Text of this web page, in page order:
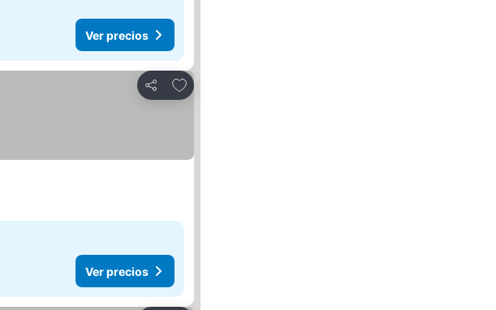
Ver precios
Compartir
Agregar a favoritos
Ver precios